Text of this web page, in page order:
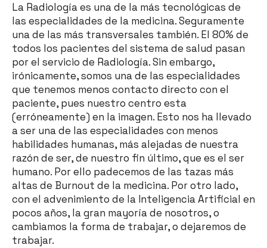
La Radiología es una de la más tecnológicas de
las especialidades de la medicina. Seguramente
una de las más transversales también. El 80% de
todos los pacientes del sistema de salud pasan
por el servicio de Radiología. Sin embargo,
irónicamente, somos una de las especialidades
que tenemos menos contacto directo con el
paciente, pues nuestro centro esta
(erróneamente) en la imagen. Esto nos ha llevado
a ser una de las especialidades con menos
habilidades humanas, más alejadas de nuestra
razón de ser, de nuestro fin último, que es el ser
humano. Por ello padecemos de las tazas más
altas de Burnout de la medicina. Por otro lado,
con el advenimiento de la Inteligencia Artificial en
pocos años, la gran mayoría de nosotros, o
cambiamos la forma de trabajar, o dejaremos de
trabajar.